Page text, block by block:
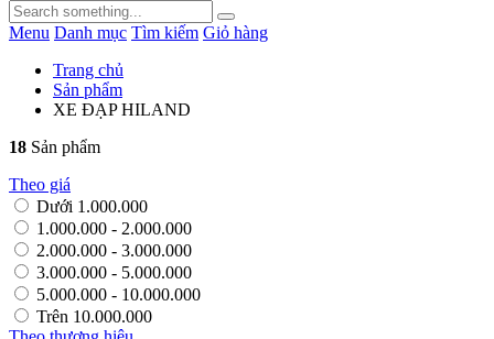
Menu Danh mục Tìm kiếm Giỏ hàng
Trang chủ
Sản phẩm
XE ĐẠP HILAND
18 Sản phẩm
Theo giá
Dưới 1.000.000
1.000.000 - 2.000.000
2.000.000 - 3.000.000
3.000.000 - 5.000.000
5.000.000 - 10.000.000
Trên 10.000.000